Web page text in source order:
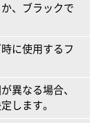
、ブラックで
に使用するフ
異なる場合、
します。